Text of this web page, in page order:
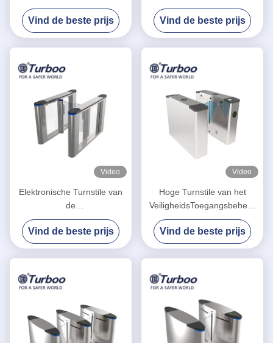
Poorten/de Poort g-TEK
Infrarode Sensor van de
Klepbarrière
Vind de beste prijs
LEIDENE van de
Poortenstroom Lichte
Indicator
Vind de beste prijs
Video
Elektronische Turnstile van
de
Toegangsbeheerschommeling
Poorten met 304 Roestvrij
staalmateriaal
Vind de beste prijs
Video
Hoge Turnstile van het
VeiligheidsToegangsbeheer
Poort/Turnstile van de
Klepbarrière voor Park
Vind de beste prijs